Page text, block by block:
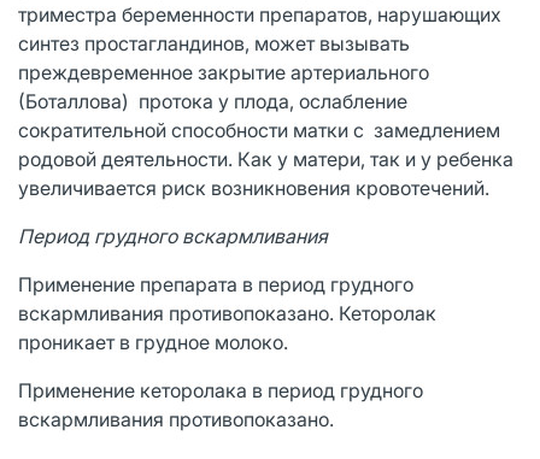
триместра беременности препаратов, нарушающих
синтез простагландинов, может вызывать
преждевременное закрытие артериального
(Боталлова) протока у плода, ослабление
сократительной способности матки с замедлением
родовой деятельности. Как у матери, так и у ребенка
увеличивается риск возникновения кровотечений.
Период грудного вскармливания
Применение препарата в период грудного
вскармливания противопоказано. Кеторолак
проникает в грудное молоко.
Применение кеторолака в период грудного
вскармливания противопоказано.